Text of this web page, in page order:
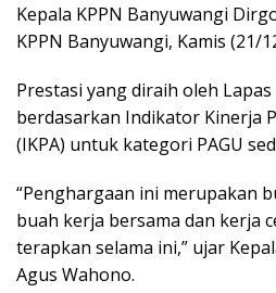
Kepala KPPN Banyuwangi
KPPN Banyuwangi, Kamis (21/
Prestasi yang diraih oleh
berdasarkan Indikator Kinerja
(IKPA) untuk kategori PAGU
“Penghargaan ini merupakan
buah kerja bersama dan kerja
terapkan selama ini,” ujar
Agus Wahono.